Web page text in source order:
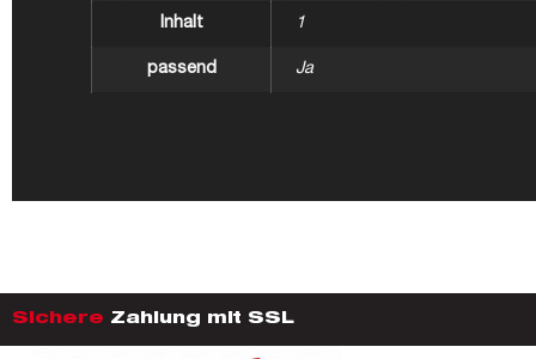
Inhalt 1
passend Ja
Sichere Zahlung mit SSL